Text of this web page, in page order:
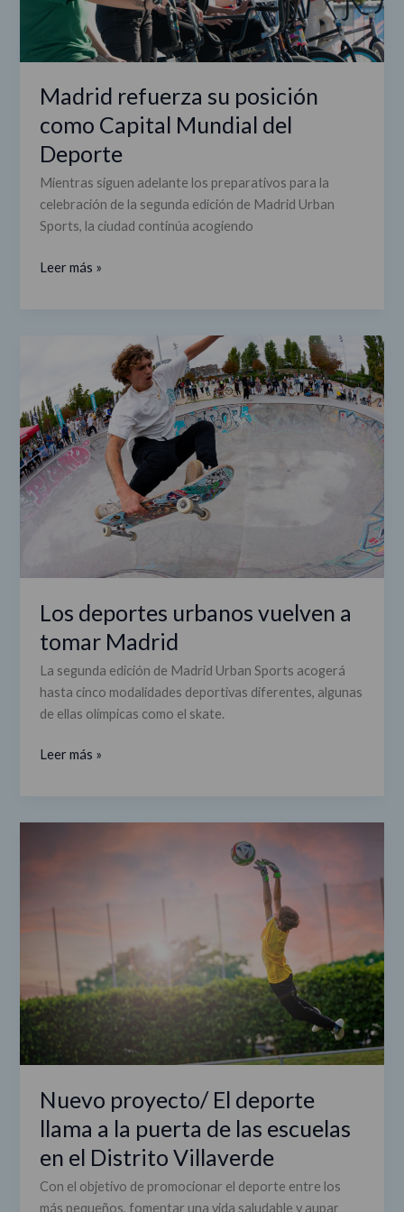
Madrid refuerza su posición
como Capital Mundial del
Deporte
Mientras siguen adelante los preparativos para la
celebración de la segunda edición de Madrid Urban
Sports, la ciudad continúa acogiendo
Deporte
Leer más »
Los deportes urbanos vuelven a
tomar Madrid
La segunda edición de Madrid Urban Sports acogerá
hasta cinco modalidades deportivas diferentes, algunas
de ellas olímpicas como el skate.
urbanos
vuelven
a
tomar
Madrid
Leer más »
Nuevo proyecto/ El deporte
llama a la puerta de las escuelas
en el Distrito Villaverde
Con el objetivo de promocionar el deporte entre los
más pequeños, fomentar una vida saludable y aupar
puerta
de
las
escuelas
en
el
Distrito
Villaverde